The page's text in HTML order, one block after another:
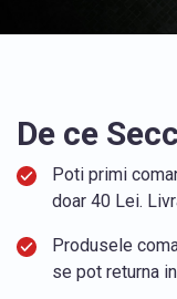
De ce
Poti primi
doar 40 Lei.
Produsele
se pot returna